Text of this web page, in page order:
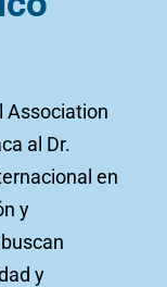
Association
al Dr.
en
y
y